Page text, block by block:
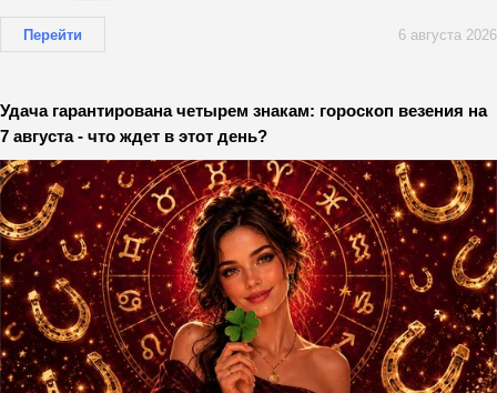
Перейти 6 августа 2026
Удача гарантирована четырем знакам: гороскоп везения на
7 августа - что ждет в этот день?